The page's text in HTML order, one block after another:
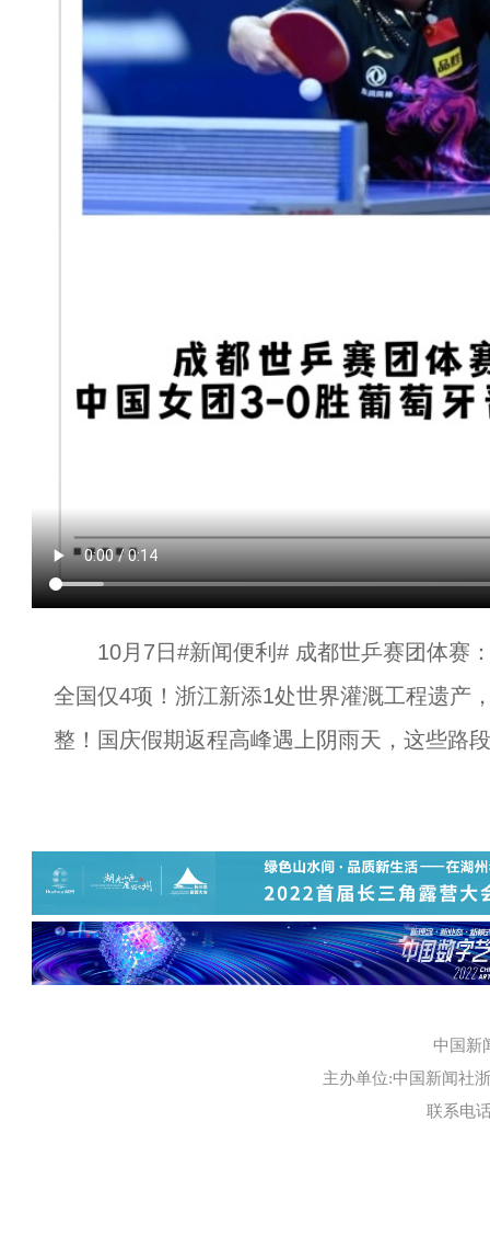
10月7日#新闻便利# 成都世乒赛团体赛：
全国仅4项！浙江新添1处世界灌溉工程遗产
整！国庆假期返程高峰遇上阴雨天，这些路
中国新
主办单位:中国新闻社
联系电